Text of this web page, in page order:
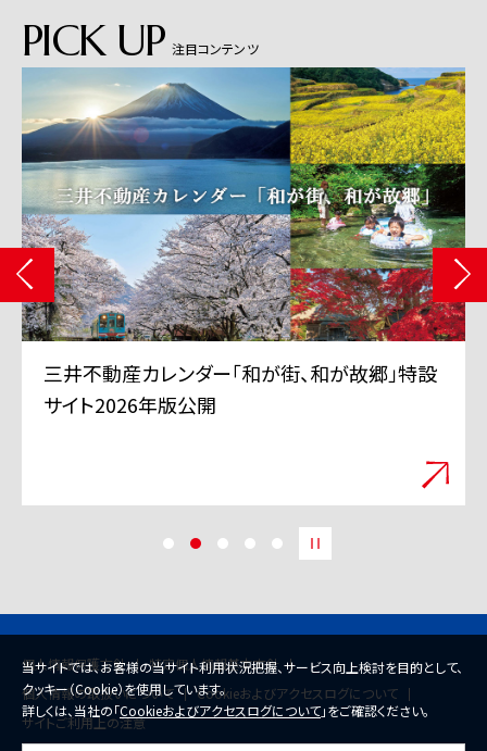
PICK UP 注目コンテンツ
三井不動産カレンダー「和が街、和が故郷」特設
サイト2026年版公開
個人情報保護方針
特定個人情報基本方針
個人情報の取扱いについて
Cookieおよびアクセスログについて
サイトご利用上の注意
当サイトでは、お客様の当サイト利用状況把握、サービス向上検討を目的として、
クッキー（Cookie）を使用しています。
詳しくは、当社の「Cookieおよびアクセスログについて」をご確認ください。